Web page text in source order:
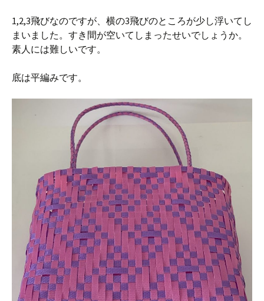
1,2,3飛びなのですが、横の3飛びのところが少し浮いてし
まいました。すき間が空いてしまったせいでしょうか。
素人には難しいです。
底は平編みです。